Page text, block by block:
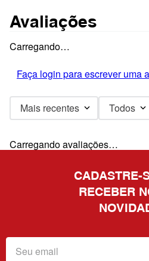
Avaliações
Carregando…
Faça login para escrever uma
Mais recentes Todos
Carregando avaliações…
CADASTRE-
RECEBER